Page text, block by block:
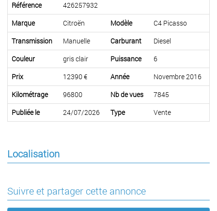
Référence
426257932
Marque
Citroën Modèle
C4 Picasso
Transmission
Manuelle Carburant
Diesel
Couleur
gris clair Puissance
6
Prix
12390 € Année
Novembre 2016
Kilométrage
96800 Nb de vues
7845
Publiée le
24/07/2026 Type Vente
Localisation
Suivre et partager cette annonce